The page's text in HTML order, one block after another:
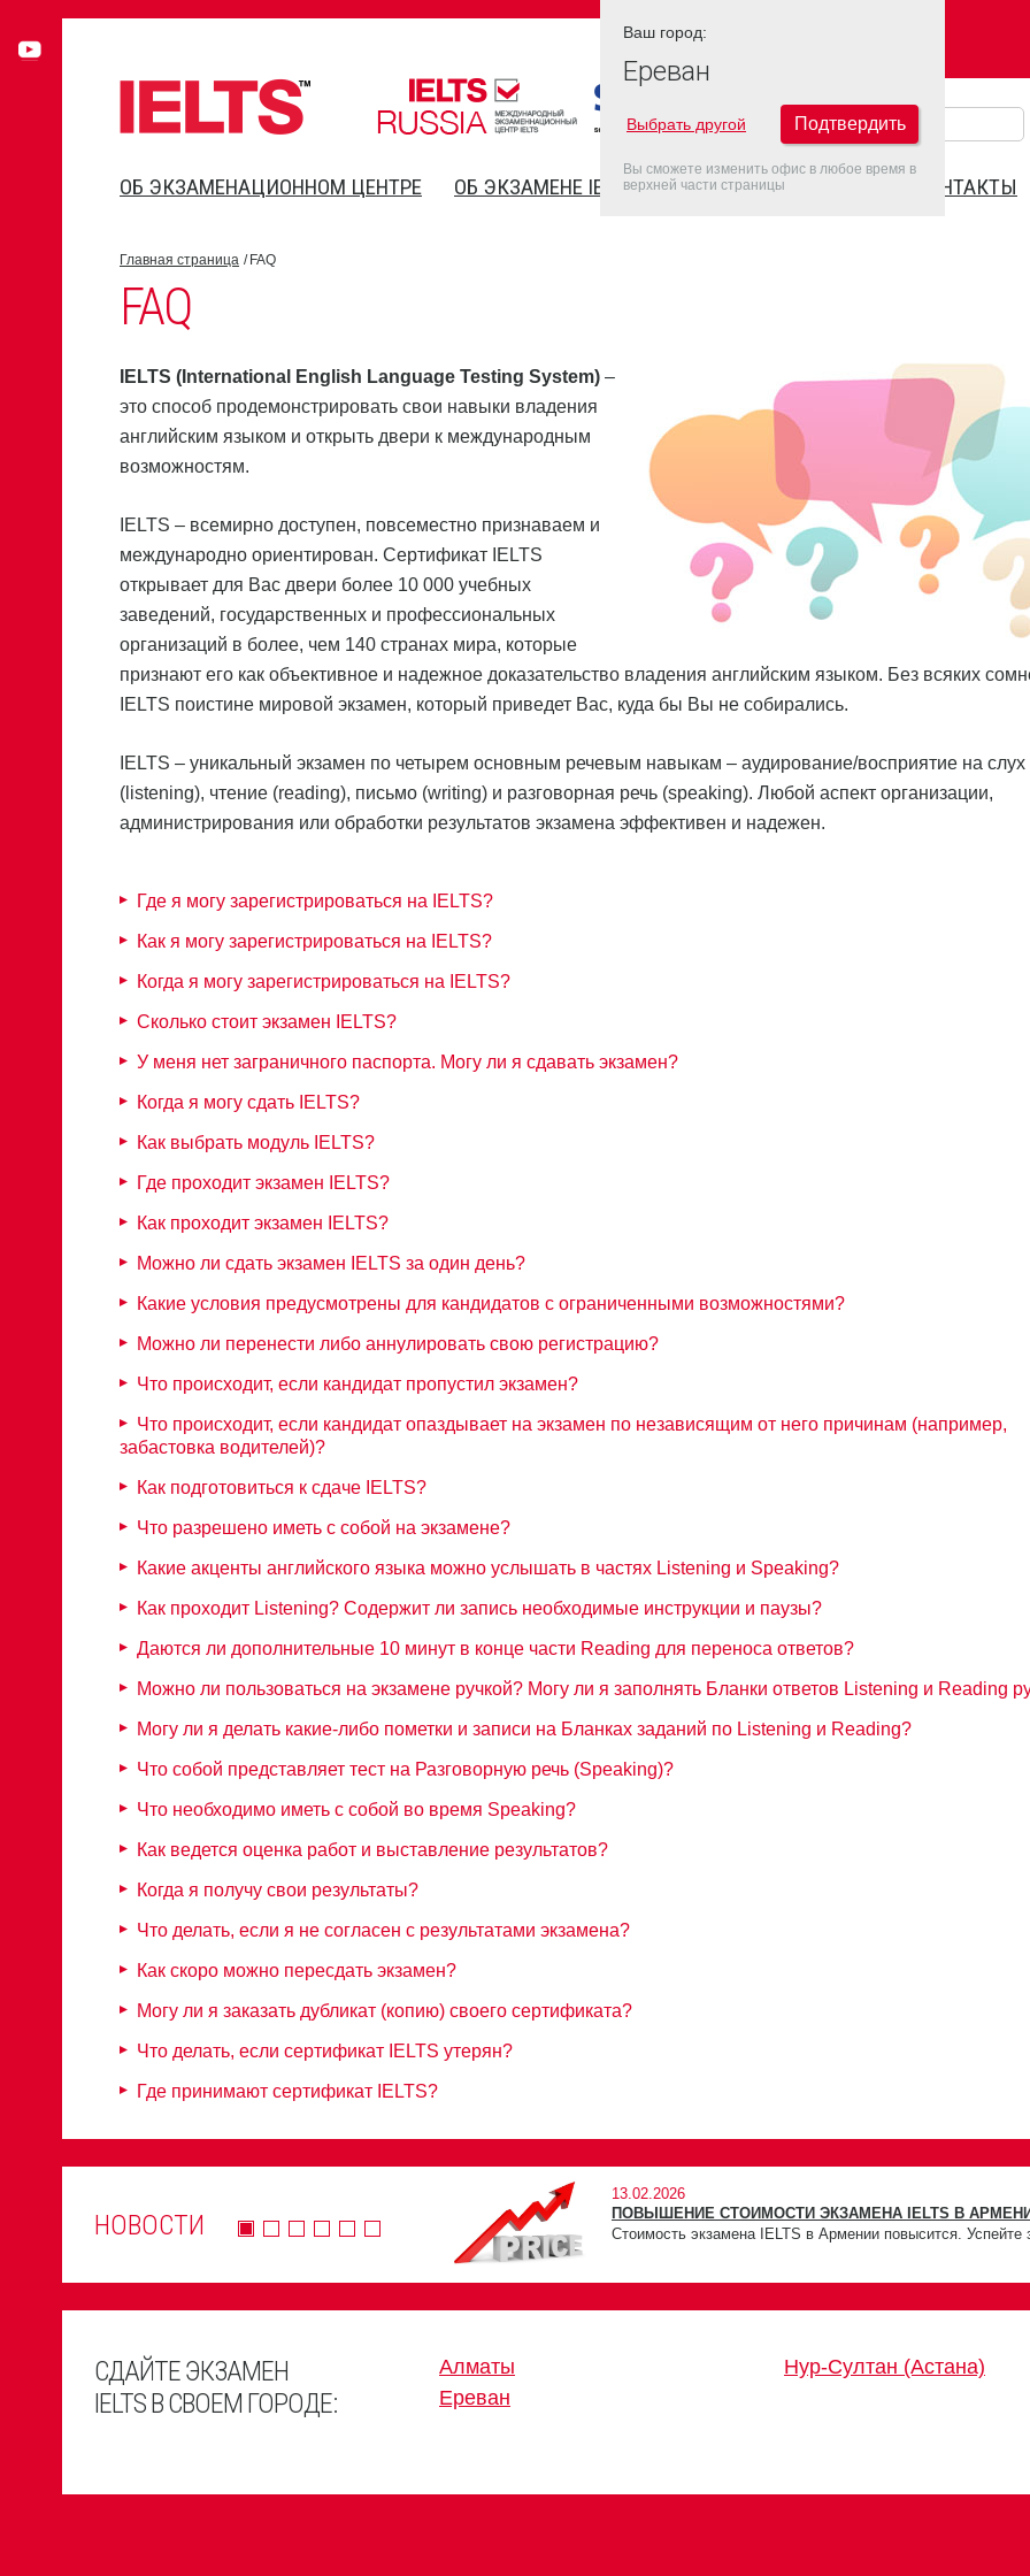
ОБ ЭКЗАМЕНАЦИОННОМ ЦЕНТРЕ ОБ ЭКЗАМЕНЕ IELTS FAQ ДАТЫ IELTS 2026 КОНТАКТЫ
Главная страница FAQ
FAQ
IELTS (International English Language Testing System) –
это способ продемонстрировать свои навыки владения
английским языком и открыть двери к международным
возможностям.
IELTS – всемирно доступен, повсеместно признаваем и
международно ориентирован. Сертификат IELTS
открывает для Вас двери более 10 000 учебных
заведений, государственных и профессиональных
организаций в более, чем 140 странах мира, которые
признают его как объективное и надежное доказательство владения английским языком. Без всяких
IELTS поистине мировой экзамен, который приведет Вас, куда бы Вы не собирались.
IELTS – уникальный экзамен по четырем основным речевым навыкам – аудирование/восприятие на слух
(listening), чтение (reading), письмо (writing) и разговорная речь (speaking). Любой аспект организации,
администрирования или обработки результатов экзамена эффективен и надежен.
Где я могу зарегистрироваться на IELTS?
Как я могу зарегистрироваться на IELTS?
Когда я могу зарегистрироваться на IELTS?
Сколько стоит экзамен IELTS?
У меня нет заграничного паспорта. Могу ли я сдавать экзамен?
Когда я могу сдать IELTS?
Как выбрать модуль IELTS?
Где проходит экзамен IELTS?
Как проходит экзамен IELTS?
Можно ли сдать экзамен IELTS за один день?
Какие условия предусмотрены для кандидатов с ограниченными возможностями?
Можно ли перенести либо аннулировать свою регистрацию?
Что происходит, если кандидат пропустил экзамен?
Что происходит, если кандидат опаздывает на экзамен по независящим от него причинам (например,
забастовка водителей)?
Как подготовиться к сдаче IELTS?
Что разрешено иметь с собой на экзамене?
Какие акценты английского языка можно услышать в частях Listening и Speaking?
Как проходит Listening? Содержит ли запись необходимые инструкции и паузы?
Даются ли дополнительные 10 минут в конце части Reading для переноса ответов?
Можно ли пользоваться на экзамене ручкой? Могу ли я заполнять Бланки ответов Listening и Reading
Могу ли я делать какие-либо пометки и записи на Бланках заданий по Listening и Reading?
Что собой представляет тест на Разговорную речь (Speaking)?
Что необходимо иметь с собой во время Speaking?
Как ведется оценка работ и выставление результатов?
Когда я получу свои результаты?
Что делать, если я не согласен с результатами экзамена?
Как скоро можно пересдать экзамен?
Могу ли я заказать дубликат (копию) своего сертификата?
Что делать, если сертификат IELTS утерян?
Где принимают сертификат IELTS?
НОВОСТИ
13.02.2026
ПОВЫШЕНИЕ СТОИМОСТИ ЭКЗАМЕНА IELTS В
Стоимость экзамена IELTS в Армении повысится. Успейте
СДАЙТЕ ЭКЗАМЕН
IELTS В СВОЕМ ГОРОДЕ:
Алматы
Ереван
Нур-Султан (Астана)
Ваш город:
Ереван
Выбрать другой Подтвердить
Вы сможете изменить офис в любое время в
верхней части страницы